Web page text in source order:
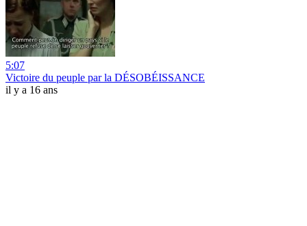
5:07
Victoire du peuple par la DÉSOBÉISSANCE
il y a 16 ans